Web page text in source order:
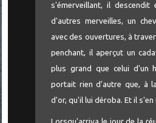
s'émerveillant, il descendit
d'autres merveilles, un
avec des ouvertures, à
penchant, il aperçut un
plus grand que celui d'un
portait rien d'autre que, à
d'or, qu'il lui déroba. Et il s'en